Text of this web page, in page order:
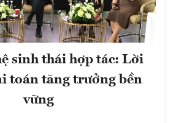
sinh thái hợp tác: Lời
toán tăng trưởng bền
vững